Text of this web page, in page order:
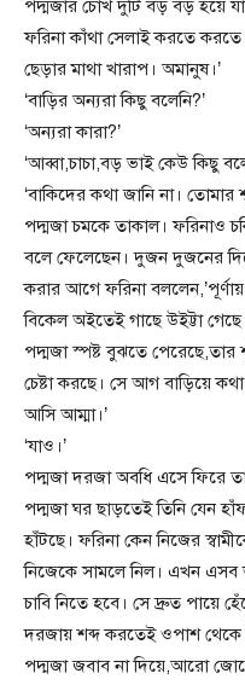
পদ্মজার চোখ দুটি বড় বড় হয়ে
ফরিনা কাঁথা সেলাই করতে
ছেড়ার মাথা খারাপ। অমানুষ।’
‘বাড়ির অন্যরা কিছু বলেনি?’
‘অন্যরা কারা?’
‘আব্বা,চাচা,বড় ভাই কেউ কিছু
‘বাকিদের কথা জানি না। তোমার
পদ্মজা চমকে তাকাল। ফরিনাও
বলে ফেলেছেন। দুজন দুজনের
করার আগে ফরিনা
বিকেল অইতেই গাছে উইট্টা
পদ্মজা স্পষ্ট বুঝতে পেরেছে,তার
চেষ্টা করছে। সে আগ বাড়িয়ে
আসি আম্মা।’
‘যাও।’
পদ্মজা দরজা অবধি এসে ফিরে
পদ্মজা ঘর ছাড়তেই তিনি যেন
হাঁটছে। ফরিনা কেন নিজের
নিজেকে সামলে নিল। এখন এসব
চাবি নিতে হবে। সে দ্রুত পায়ে
দরজায় শব্দ করতেই ওপাশ থেকে
পদ্মজা জবাব না দিয়ে,আরো